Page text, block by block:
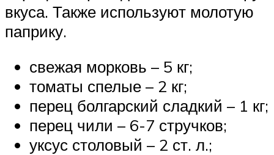
вкуса. Также используют молотую
паприку.
свежая морковь – 5 кг;
томаты спелые – 2 кг;
перец болгарский сладкий – 1 кг;
перец чили – 6-7 стручков;
уксус столовый – 2 ст. л.;